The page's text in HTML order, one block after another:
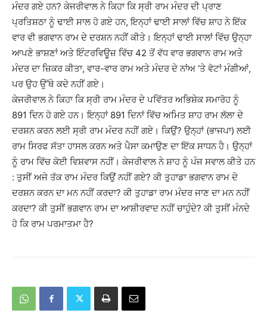
ਮੰਦਰ ਗਏ ਹਨ? ਕੇਜਰੀਵਾਲ ਨੇ ਕਿਹਾ ਕਿ ਸ੍ਰੀ ਰਾਮ ਮੰਦਰ ਦੀ ਪ੍ਰਾਣ
ਪ੍ਰਤਿਸ਼ਠਾ ਨੂੰ ਢਾਈ ਸਾਲ ਹੋ ਗਏ ਹਨ, ਇਨ੍ਹਾਂ ਢਾਈ ਸਾਲਾਂ ਵਿੱਚ ਸ਼ਾਹ ਨੇ ਇੱਕ
ਵਾਰ ਵੀ ਭਗਵਾਨ ਰਾਮ ਦੇ ਦਰਸ਼ਨ ਨਹੀਂ ਕੀਤੇ। ਇਨ੍ਹਾਂ ਢਾਈ ਸਾਲਾਂ ਵਿੱਚ ਉਨ੍ਹਾ
ਆਪਣੇ ਭਾਸ਼ਣਾਂ ਅਤੇ ਇੰਟਰਵਿਊਜ਼ ਵਿੱਚ 42 ਤੋਂ ਵੱਧ ਵਾਰ ਭਗਵਾਨ ਰਾਮ ਅਤੇ
ਮੰਦਰ ਦਾ ਜ਼ਿਕਰ ਕੀਤਾ, ਵਾਰ-ਵਾਰ ਰਾਮ ਅਤੇ ਮੰਦਰ ਦੇ ਨਾਂਅ ‘ਤੇ ਵੋਟਾਂ ਮੰਗੀਆਂ,
ਪਰ ਉਹ ਉੱਥੇ ਕਦੇ ਨਹੀਂ ਗਏ।
ਕੇਜਰੀਵਾਲ ਨੇ ਕਿਹਾ ਕਿ ਸ੍ਰੀ ਰਾਮ ਮੰਦਰ ਦੇ ਪਵਿੱਤਰ ਅਭਿਸ਼ੇਕ ਸਮਾਰੋਹ ਨੂੰ
891 ਦਿਨ ਹੋ ਗਏ ਹਨ। ਇਨ੍ਹਾਂ 891 ਦਿਨਾਂ ਵਿੱਚ ਅਮਿਤ ਸ਼ਾਹ ਰਾਮ ਲੱਲਾ ਦੇ
ਦਰਸ਼ਨ ਕਰਨ ਲਈ ਸ੍ਰੀ ਰਾਮ ਮੰਦਰ ਨਹੀਂ ਗਏ। ਕਿਉਂ? ਉਨ੍ਹਾਂ (ਭਾਜਪਾ) ਲਈ
ਰਾਮ ਸਿਰਫ ਸੱਤਾ ਹਾਸਲ ਕਰਨ ਅਤੇ ਪੈਸਾ ਕਮਾਉਣ ਦਾ ਇੱਕ ਸਾਧਨ ਹੈ। ਉਨ੍ਹਾਂ
ਨੂੰ ਰਾਮ ਵਿੱਚ ਕੋਈ ਵਿਸ਼ਵਾਸ ਨਹੀਂ। ਕੇਜਰੀਵਾਲ ਨੇ ਸ਼ਾਹ ਨੂੰ ਪੰਜ ਸਵਾਲ ਕੀਤੇ ਹਨ
: ਤੁਸੀਂ ਅਜੇ ਤੱਕ ਰਾਮ ਮੰਦਰ ਕਿਉਂ ਨਹੀਂ ਗਏ? ਕੀ ਤੁਹਾਡਾ ਭਗਵਾਨ ਰਾਮ ਦੇ
ਦਰਸ਼ਨ ਕਰਨ ਦਾ ਮਨ ਨਹੀਂ ਕਰਦਾ? ਕੀ ਤੁਹਾਡਾ ਰਾਮ ਮੰਦਰ ਜਾਣ ਦਾ ਮਨ ਨਹੀਂ
ਕਰਦਾ? ਕੀ ਤੁਸੀਂ ਭਗਵਾਨ ਰਾਮ ਦਾ ਆਸ਼ੀਰਵਾਦ ਨਹੀਂ ਚਾਹੁੰਦੇ? ਕੀ ਤੁਸੀਂ ਮੰਨਦੇ
ਹੋ ਕਿ ਰਾਮ ਪਰਮਾਤਮਾ ਹੈ?